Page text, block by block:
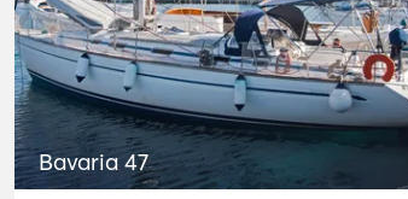
Bavaria 47